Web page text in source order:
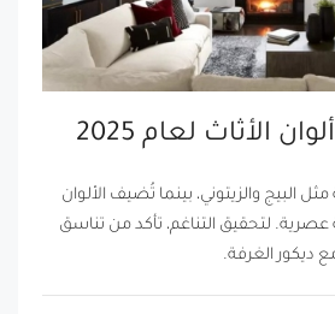
الأثاث لعام 2025
البيج والزيتوني، بينما تُضيف الألوان
عصرية. لتحقيق التناغم، تأكد من تناسق
ديكور الغرفة.